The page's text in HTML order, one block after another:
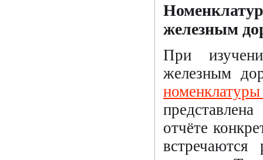
железным
При
железным
отчёте